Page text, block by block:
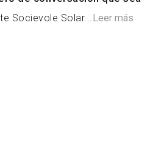
Socievole Solar...Leer más